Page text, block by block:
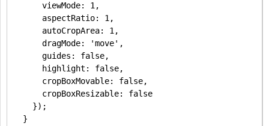
      viewMode: 1,
      aspectRatio: 1,
      autoCropArea: 1,
      dragMode: 'move',
      guides: false,
      highlight: false,
      cropBoxMovable: false,
      cropBoxResizable: false
    });
  }